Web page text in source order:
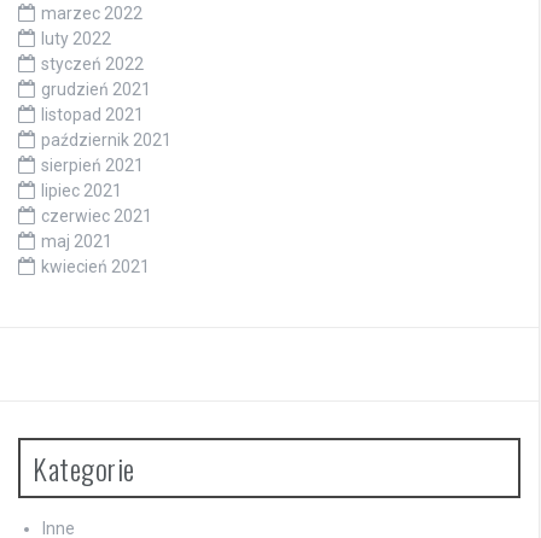
marzec 2022
luty 2022
styczeń 2022
grudzień 2021
listopad 2021
październik 2021
sierpień 2021
lipiec 2021
czerwiec 2021
maj 2021
kwiecień 2021
Kategorie
Inne